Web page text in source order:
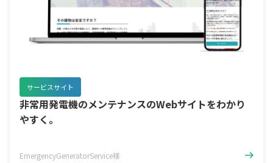
サービスサイト
非常用発電機のメンテナンスのWebサイトをわかり
やすく。
EmergencyGeneratorService様